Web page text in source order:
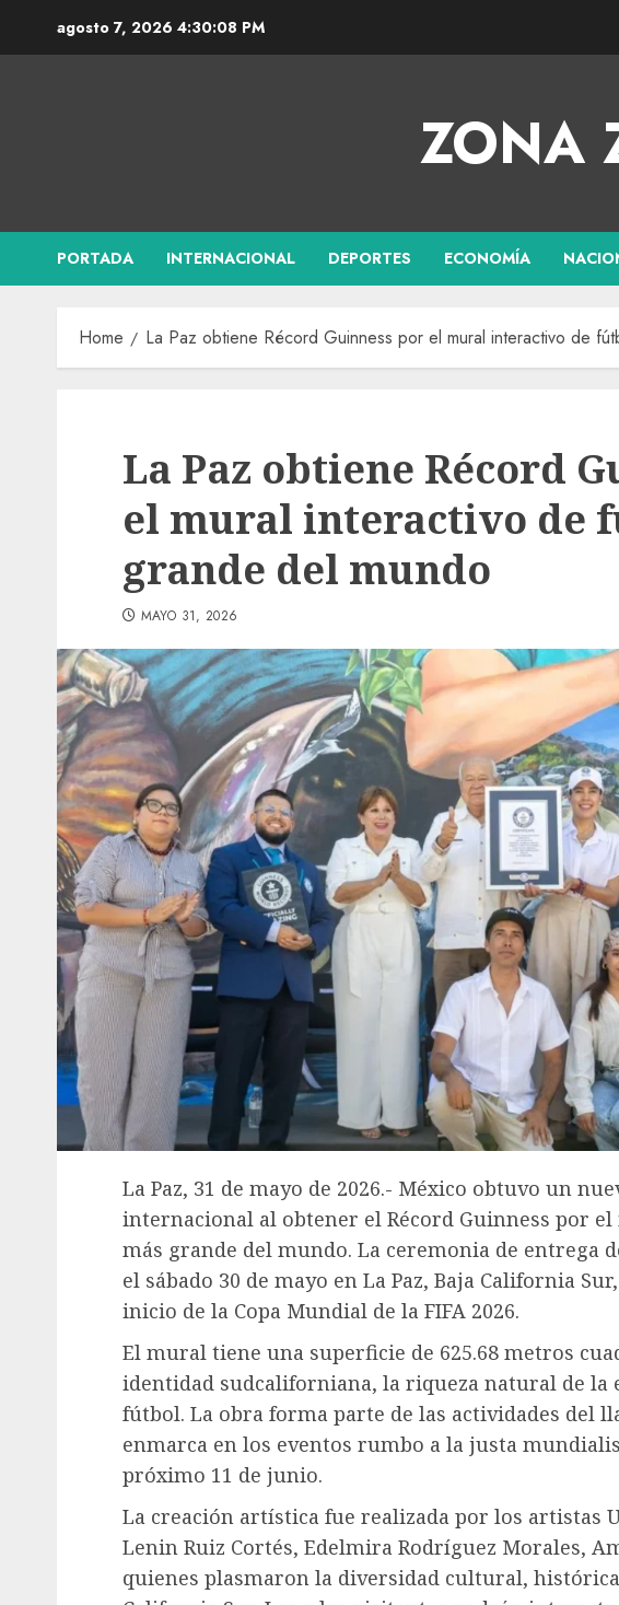
agosto 7, 2026 4:30:09 PM
ZONA
PORTADA INTERNACIONAL DEPORTES ECONOMÍA
Home La Paz obtiene Récord Guinness por el mural interactivo de
La Paz obtiene Récord
el mural interactivo de
grande del mundo
MAYO 31, 2026
La Paz, 31 de mayo de 2026.- México obtuvo un
internacional al obtener el Récord Guinness por
más grande del mundo. La ceremonia de entrega
el sábado 30 de mayo en La Paz, Baja California
inicio de la Copa Mundial de la FIFA 2026.
El mural tiene una superficie de 625.68 metros
identidad sudcaliforniana, la riqueza natural de la
fútbol. La obra forma parte de las actividades del
enmarca en los eventos rumbo a la justa
próximo 11 de junio.
La creación artística fue realizada por los artistas
Lenin Ruiz Cortés, Edelmira Rodríguez Morales,
quienes plasmaron la diversidad cultural,